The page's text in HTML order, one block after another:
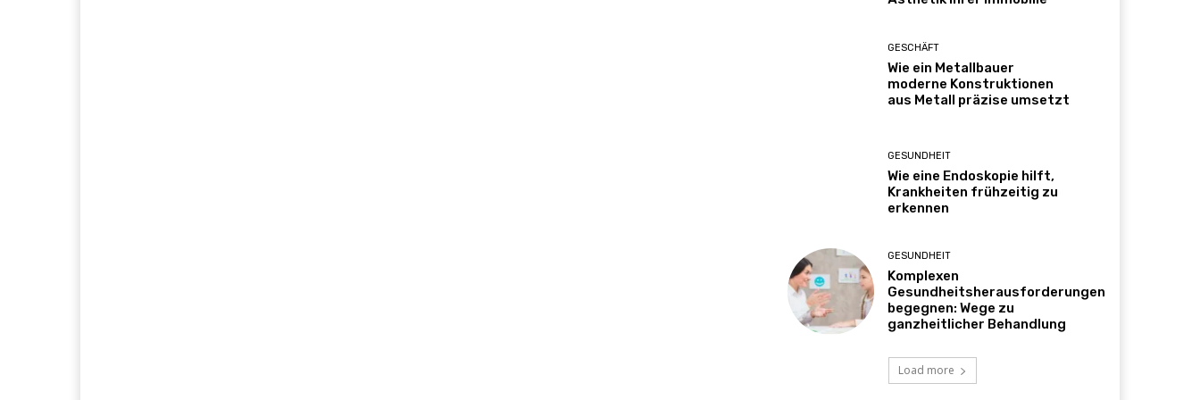
GESCHÄFT
Wie ein Metallbauer
moderne Konstruktionen
aus Metall präzise umsetzt
GESUNDHEIT
Wie eine Endoskopie hilft,
Krankheiten frühzeitig zu
erkennen
GESUNDHEIT
Komplexen
Gesundheitsherausforderungen
begegnen: Wege zu
ganzheitlicher Behandlung
Load more